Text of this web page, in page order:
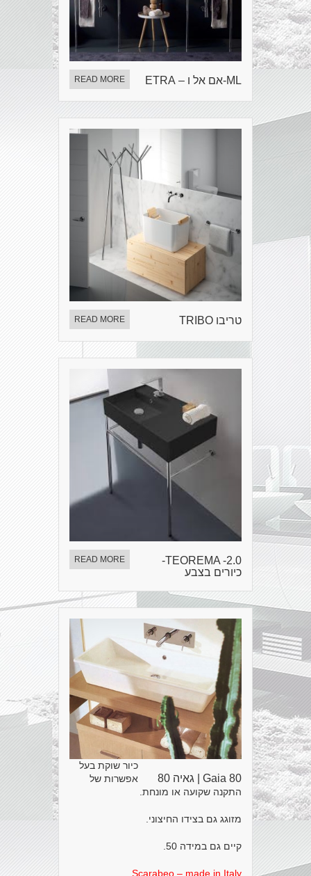
ML-אם אל ו – ETRA READ MORE
טריבו TRIBO READ MORE
TEOREMA -2.0-
כיורים בצבע
READ MORE
Gaia 80 | גאיה 80
כיור שוקת בעל
אפשרות של
התקנה שקועה או מונחת.
מזוגג גם בצידו החיצוני.
קיים גם במידה 50.
Scarabeo – made in Italy